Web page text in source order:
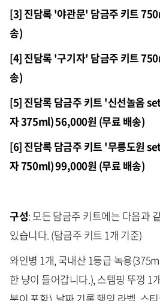
[3] 진담록 '야관문' 담금주 키트
송)
[4] 진담록 '구기자' 담금주 키트
송)
[5] 진담록 담금주 키트 '신선놀음
자 375ml) 56,000원 (무료 배송)
[6] 진담록 담금주 키트 '무릉도원
자 750ml) 99,000원 (무료 배송)
구성: 모든 담금주 키트에는 다음과
있습니다. (담금주 키트 1개 기준)
와인병 1개, 국내산 1등급 녹용
한 냥이 들어갑니다.), 스템핑 뚜껑 1